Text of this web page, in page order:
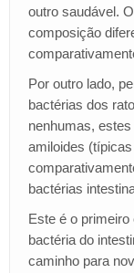
outro saudável.
composição
Por outro lado,
bactérias dos
nenhumas,
amiloides
bactérias
Este é o
bactéria do
caminho para